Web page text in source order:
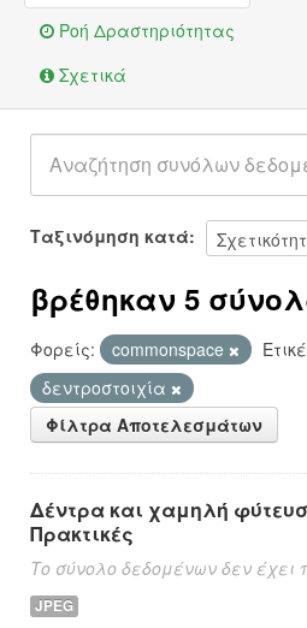
Σχετικά
Ροή Δραστηριότητας
Σχετικά
Ταξινόμηση κατά
βρέθηκαν 5
Φορείς: commonspace
δεντροστοιχία
Φίλτρα Αποτελεσμάτων
Δέντρα και χαμηλή
Πρακτικές
Το σύνολο δεδομένων δεν έχει
JPEG